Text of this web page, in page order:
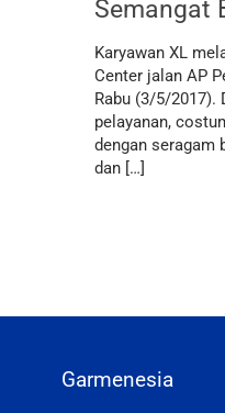
Semangat
Karyawan XL
Center jalan AP
Rabu (3/5/2017).
pelayanan,
dengan seragam
dan[…]
Garmenesia